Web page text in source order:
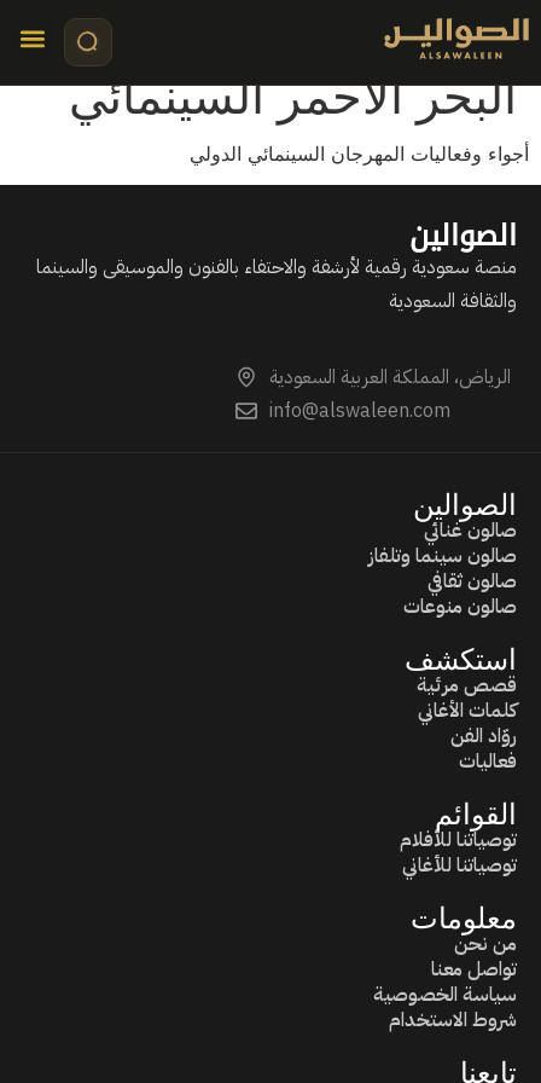
من كواليس مهرجان
البحر الأحمر السينمائي
أجواء وفعاليات المهرجان السينمائي الدولي
الصوالين
منصة سعودية رقمية لأرشفة والاحتفاء بالفنون والموسيقى والسينما
والثقافة السعودية
الرياض، المملكة العربية السعودية
info@alswaleen.com
الصوالين
صالون غنائي
صالون سينما وتلفاز
صالون ثقافي
صالون منوعات
استكشف
قصص مرئية
كلمات الأغاني
روّاد الفن
فعاليات
القوائم
توصياتنا للأفلام
توصياتنا للأغاني
معلومات
من نحن
تواصل معنا
سياسة الخصوصية
شروط الاستخدام
تابعنا